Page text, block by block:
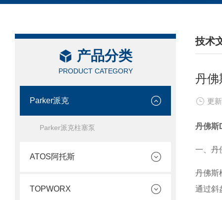
产品分类
PRODUCT CATEGORY
Parker派克
Parker派克柱塞泵
ATOS阿托斯
TOPWORX
技术
/
丹佛
更
丹佛斯
一、丹
丹佛斯
通过斜